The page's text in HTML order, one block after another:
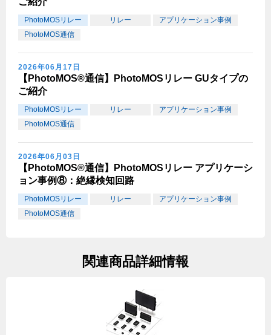
PhotoMOSリレー リレー
アプリケーション事例
PhotoMOS通信
2026年06月17日
【PhotoMOS®通信】PhotoMOSリレー GUタイプの
ご紹介
PhotoMOSリレー リレー
アプリケーション事例
PhotoMOS通信
2026年06月03日
【PhotoMOS®通信】PhotoMOSリレー アプリケーシ
ョン事例⑧：絶縁検知回路
PhotoMOSリレー リレー
アプリケーション事例
PhotoMOS通信
関連商品詳細情報